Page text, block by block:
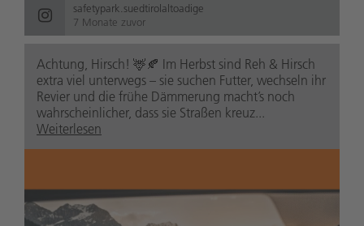
safetypark.suedtirolaltoadige
7 Monate zuvor
Achtung, Hirsch! 🦌🍂 Im Herbst sind Reh & Hirsch
extra viel unterwegs – sie suchen Futter, wechseln ihr
Revier und die frühe Dämmerung macht’s noch
wahrscheinlicher, dass sie Straßen kreuz...
Weiterlesen